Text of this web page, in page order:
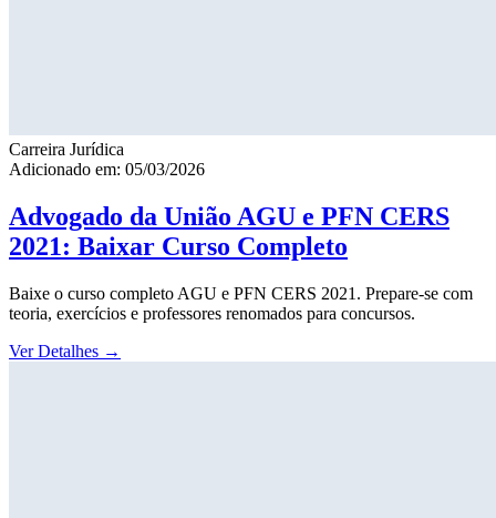
Carreira Jurídica
Adicionado em: 05/03/2026
Advogado da União AGU e PFN CERS
2021: Baixar Curso Completo
Baixe o curso completo AGU e PFN CERS 2021. Prepare-se com
teoria, exercícios e professores renomados para concursos.
Ver Detalhes →